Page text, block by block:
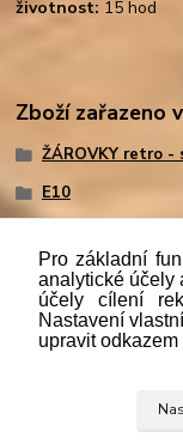
životnost: 15 hod
Zboží zařazeno
ŽÁROVKY retro
E10
Podlezákona č.
prodávající
případě
Pro základní
analytické účely
účely cílení
Nastavení
upravit